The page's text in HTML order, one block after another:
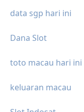
data sgp hari ini
Dana Slot
toto macau hari ini
keluaran macau